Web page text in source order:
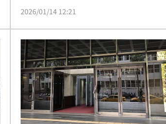
之僅只交易期間，涉嫌以親友帳戶出售冠
證券交易法內線交易罪起訴巫永固。考量
犯罪並繳回犯罪所得，向法院建請減輕其
2026/01/14 12:21